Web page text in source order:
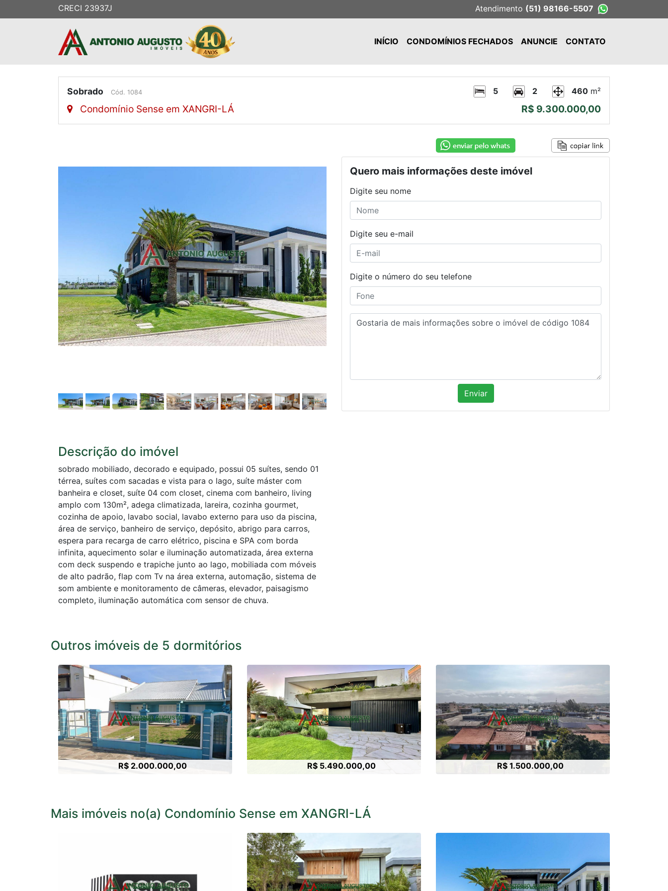
CRECI 23937J Atendimento (51) 98166-5507
INÍCIO CONDOMÍNIOS FECHADOS ANUNCIE CONTATO
Sobrado Cód. 1084 5 2 460 m²
Condomínio Sense em XANGRI-LÁ R$ 9.300.000,00
Quero mais informações deste imóvel
Digite seu nome
Digite seu e-mail
Digite o número do seu telefone
Enviar
Descrição do imóvel
sobrado mobiliado, decorado e equipado, possui 05 suítes, sendo 01
térrea, suítes com sacadas e vista para o lago, suíte máster com
banheira e closet, suíte 04 com closet, cinema com banheiro, living
amplo com 130m², adega climatizada, lareira, cozinha gourmet,
cozinha de apoio, lavabo social, lavabo externo para uso da piscina,
área de serviço, banheiro de serviço, depósito, abrigo para carros,
espera para recarga de carro elétrico, piscina e SPA com borda
infinita, aquecimento solar e iluminação automatizada, área externa
com deck suspendo e trapiche junto ao lago, mobiliada com móveis
de alto padrão, flap com Tv na área externa, automação, sistema de
som ambiente e monitoramento de câmeras, elevador, paisagismo
completo, iluminação automática com sensor de chuva.
Outros imóveis de 5 dormitórios
R$ 2.000.000,00 R$ 5.490.000,00 R$ 1.500.000,00
Mais imóveis no(a) Condomínio Sense em XANGRI-LÁ